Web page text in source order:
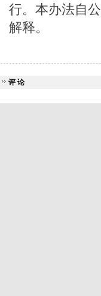
行。本办法自
解释。
评 论